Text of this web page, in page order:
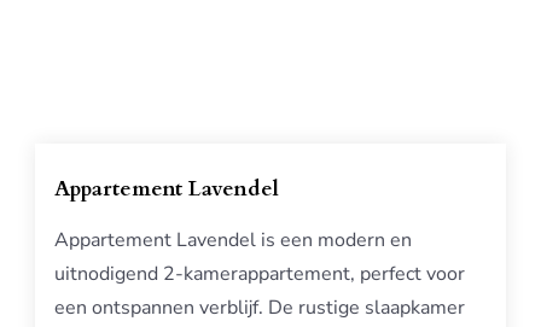
Appartement Lavendel
Appartement Lavendel is een modern en
uitnodigend 2-kamerappartement, perfect voor
een ontspannen verblijf. De rustige slaapkamer